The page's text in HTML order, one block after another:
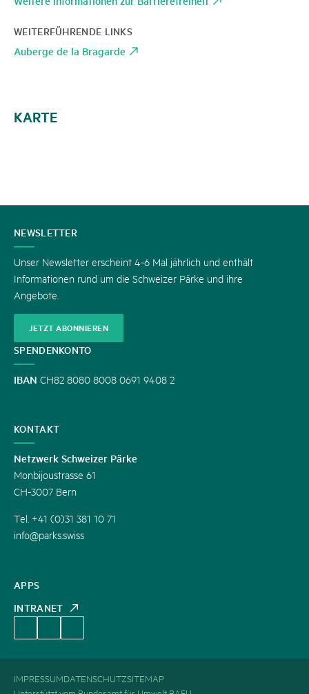
WEITERFÜHRENDE LINKS
Auberge de la Bragarde
KARTE
KONTAKT
APPS
INTRANET
NEWSLETTER
Unser Newsletter erscheint 4-6 Mal jährlich und enthält
Informationen rund um die Schweizer Pärke und ihre
Angebote.
JETZT ABONNIEREN
SPENDENKONTO
IBAN CH82 8080 8008 0691 9408 2
KONTAKT
Netzwerk Schweizer Pärke
Monbijoustrasse 61
CH-3007 Bern
Tel. +41 (0)31 381 10 71
info@parks.swiss
IMPRESSUMDATENSCHUTZSITEMAP